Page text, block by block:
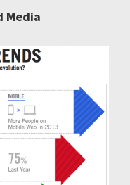
Media